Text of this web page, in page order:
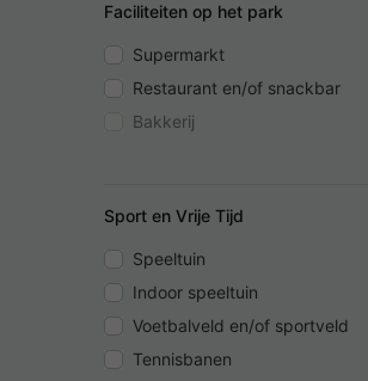
Faciliteiten op het park
Supermarkt
Restaurant en/of snackbar
Bakkerij
Sport en Vrije Tijd
Speeltuin
Indoor speeltuin
Voetbalveld en/of sportveld
Tennisbanen